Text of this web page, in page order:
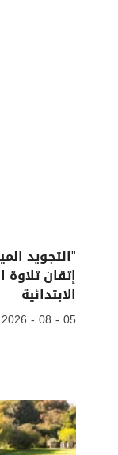
"التجويد
إتقان تلاوة
الابتدائية
05 - 08 - 2026